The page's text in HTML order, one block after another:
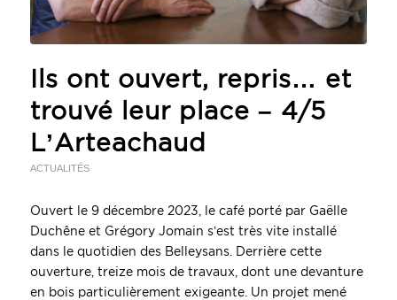
Ils ont ouvert, repris… et
trouvé leur place – 4/5
L’Arteachaud
ACTUALITÉS
Ouvert le 9 décembre 2023, le café porté par Gaëlle
Duchêne et Grégory Jomain s’est très vite installé
dans le quotidien des Belleysans. Derrière cette
ouverture, treize mois de travaux, dont une devanture
en bois particulièrement exigeante. Un projet mené